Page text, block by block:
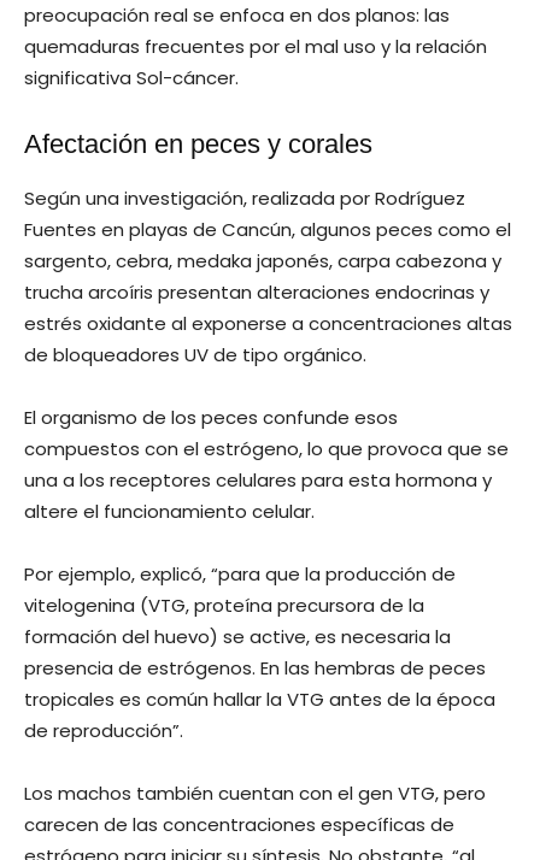
preocupación real se enfoca en dos planos: las
quemaduras frecuentes por el mal uso y la relación
significativa Sol-cáncer.
Afectación en peces y corales
Según una investigación, realizada por Rodríguez
Fuentes en playas de Cancún, algunos peces como el
sargento, cebra, medaka japonés, carpa cabezona y
trucha arcoíris presentan alteraciones endocrinas y
estrés oxidante al exponerse a concentraciones altas
de bloqueadores UV de tipo orgánico.
El organismo de los peces confunde esos
compuestos con el estrógeno, lo que provoca que se
una a los receptores celulares para esta hormona y
altere el funcionamiento celular.
Por ejemplo, explicó, “para que la producción de
vitelogenina (VTG, proteína precursora de la
formación del huevo) se active, es necesaria la
presencia de estrógenos. En las hembras de peces
tropicales es común hallar la VTG antes de la época
de reproducción”.
Los machos también cuentan con el gen VTG, pero
carecen de las concentraciones específicas de